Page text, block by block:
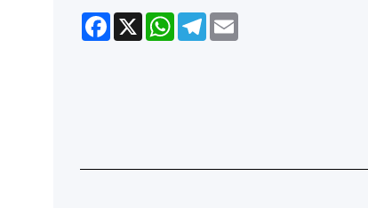
Facebook
X WhatsApp
Telegram